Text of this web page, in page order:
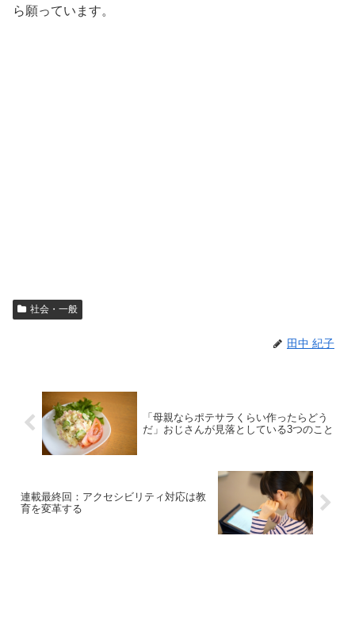
ら願っています。
社会・一般
田中 紀子
「母親ならポテサラくらい作ったらどう
だ」おじさんが見落としている3つのこと
連載最終回：アクセシビリティ対応は教
育を変革する